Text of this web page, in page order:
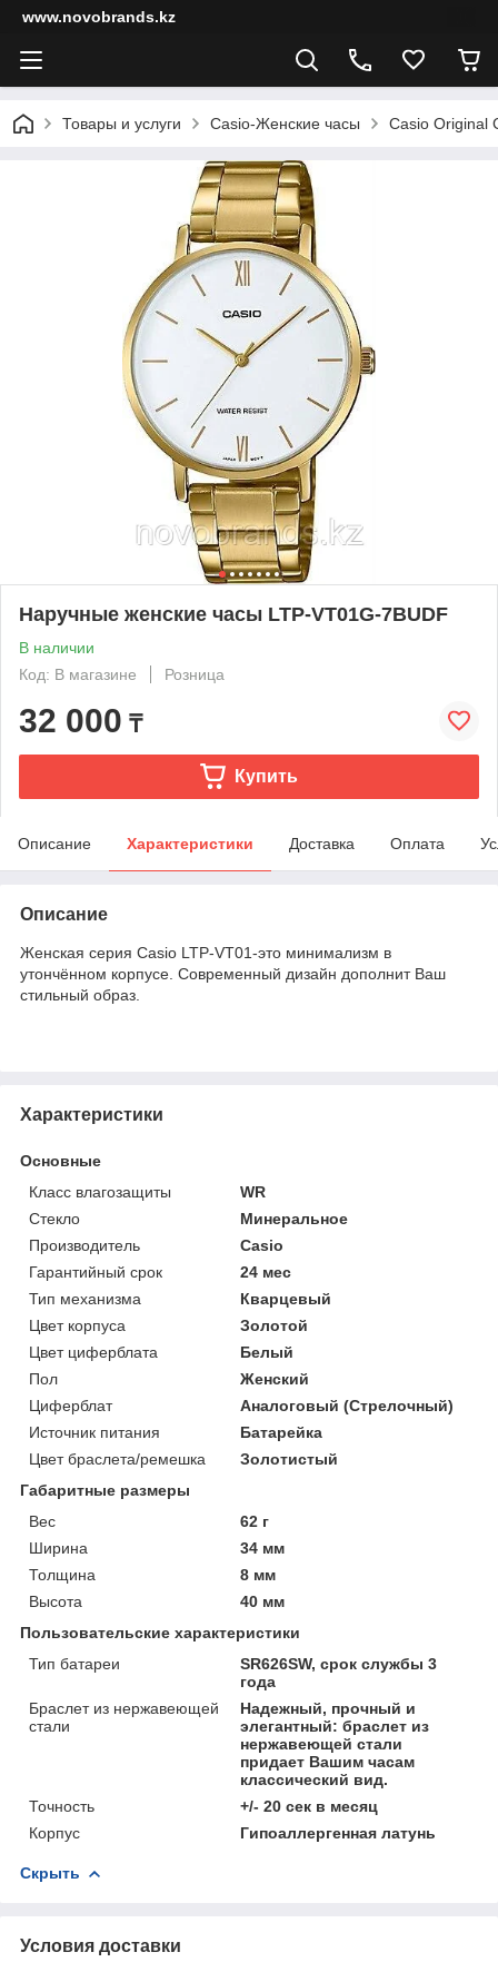
www.novobrands.kz
Товары и услуги Casio-Женские часы Casio Original
Наручные женские часы LTP-VT01G-7BUDF
В наличии
Код: В магазине
Розница
32 000 ₸
Купить
Описание Характеристики Доставка Оплата
Описание
Женская серия Casio LTP-VT01-это минимализм в
утончённом корпусе. Современный дизайн дополнит Ваш
стильный образ.
Характеристики
Основные
Класс влагозащиты
WR
Стекло
Минеральное
Производитель
Casio
Гарантийный срок
24 мес
Тип механизма
Кварцевый
Цвет корпуса
Золотой
Цвет циферблата
Белый
Пол
Женский
Циферблат
Аналоговый (Стрелочный)
Источник питания
Батарейка
Цвет браслета/ремешка
Золотистый
Габаритные размеры
Вес
62 г
Ширина
34 мм
Толщина
8 мм
Высота
40 мм
Пользовательские характеристики
Тип батареи
SR626SW, срок службы 3
года
Браслет из нержавеющей
стали
Надежный, прочный и
элегантный: браслет из
нержавеющей стали
придает Вашим часам
классический вид.
Точность
+/- 20 сек в месяц
Корпус
Гипоаллергенная латунь
Скрыть
Условия доставки